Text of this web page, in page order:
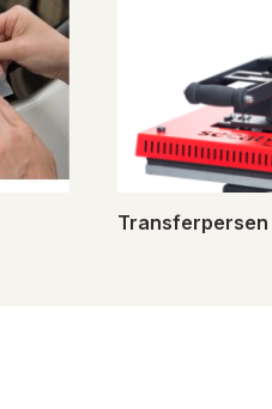
Transferpersen